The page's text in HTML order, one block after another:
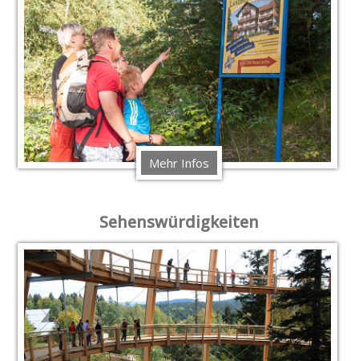
Mehr Infos
Sehenswürdigkeiten